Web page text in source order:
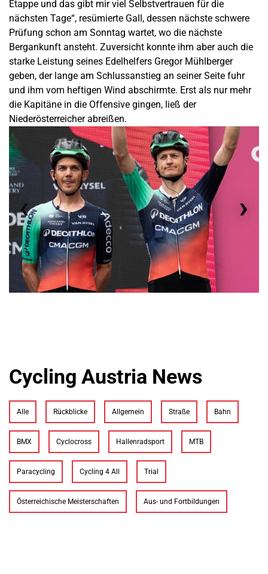
Etappe und das gibt mir viel Selbstvertrauen für die
nächsten Tage“, resümierte Gall, dessen nächste schwere
Prüfung schon am Sonntag wartet, wo die nächste
Bergankunft ansteht. Zuversicht konnte ihm aber auch die
starke Leistung seines Edelhelfers Gregor Mühlberger
geben, der lange am Schlussanstieg an seiner Seite fuhr
und ihm vom heftigen Wind abschirmte. Erst als nur mehr
die Kapitäne in die Offensive gingen, ließ der
Niederösterreicher abreißen.
Cycling Austria News
Alle Rückblicke Allgemein Straße Bahn
BMX Cyclocross Hallenradsport MTB
Paracycling Cycling 4 All Trial
Österreichische Meisterschaften Aus- und Fortbildungen